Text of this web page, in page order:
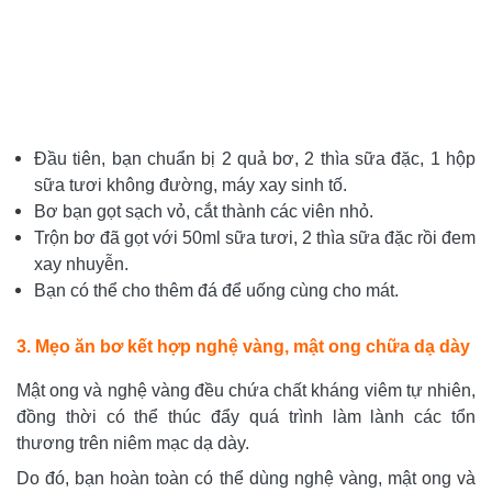
Đầu tiên, bạn chuẩn bị 2 quả bơ, 2 thìa sữa đặc, 1 hộp
sữa tươi không đường, máy xay sinh tố.
Bơ bạn gọt sạch vỏ, cắt thành các viên nhỏ.
Trộn bơ đã gọt với 50ml sữa tươi, 2 thìa sữa đặc rồi đem
xay nhuyễn.
Bạn có thể cho thêm đá để uống cùng cho mát.
3. Mẹo ăn bơ kết hợp nghệ vàng, mật ong chữa dạ dày
Mật ong và nghệ vàng đều chứa chất kháng viêm tự nhiên,
đồng thời có thể thúc đẩy quá trình làm lành các tổn
thương trên niêm mạc dạ dày.
Do đó, bạn hoàn toàn có thể dùng nghệ vàng, mật ong và